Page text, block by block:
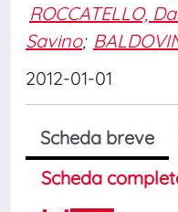
ROCCATELLO,
Savino;
2012-01-01
Scheda breve
Scheda